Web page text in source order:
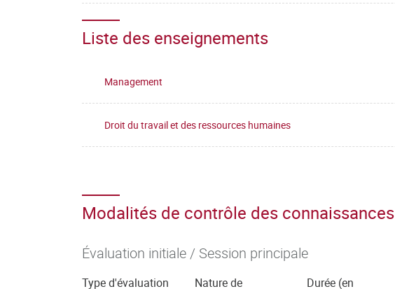
Liste des enseignements
Management
Droit du travail et des ressources humaines
Modalités de contrôle des connaissances
Évaluation initiale / Session principale
Type d'évaluation
Nature de
Durée (en